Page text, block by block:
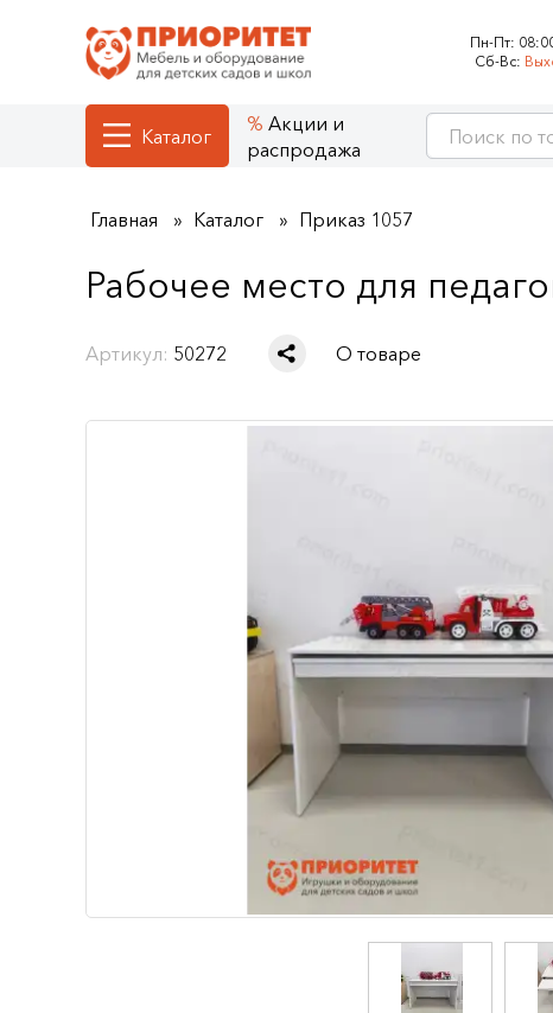
Пн-Пт:
Сб-Вс:
Каталог
Акции и
распродажа
Главная Каталог Приказ 1057
Рабочее место для
Артикул: 50272 О товаре